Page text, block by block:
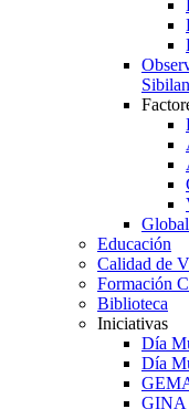
Educación
Calidad de
Formación
Biblioteca
Iniciativas
Día
Día
GINA